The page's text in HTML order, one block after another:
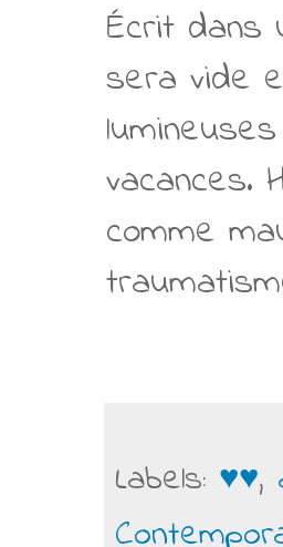
Écrit dans
sera vide
vacances.
comme
Labels: ♥♥,